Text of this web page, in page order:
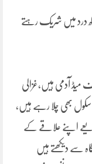
درد میں شریک رہتے
میڈ آدمی ہیں،غزالی
سکول بھی چلا رہے ہیں،
اپنے علاقے کے
سے دیکھتے ہیں